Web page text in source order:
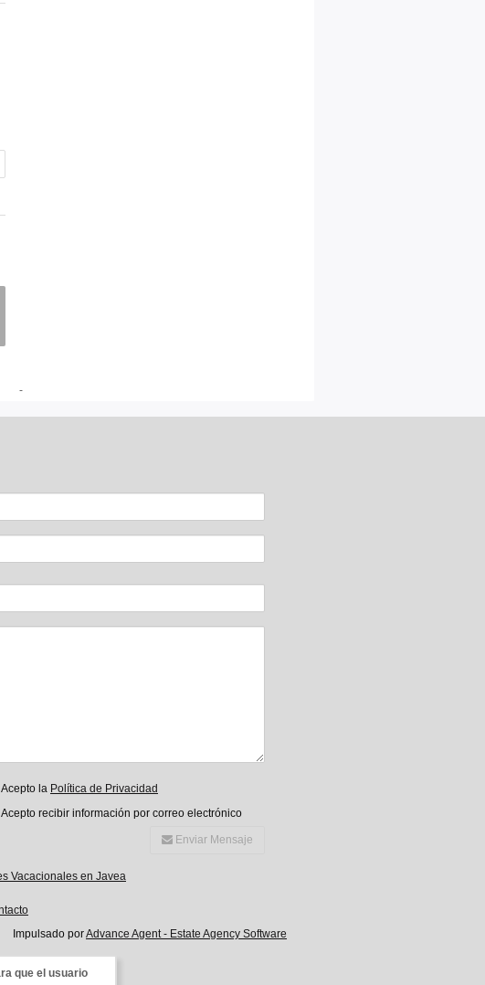
Acepto la Política de Privacidad
Acepto recibir información por correo electrónico
Enviar Mensaje
Vacacionales en Javea
Impulsado porAdvance Agent - Estate Agency Software
-
que el usuario